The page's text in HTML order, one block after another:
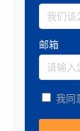
邮箱
我同